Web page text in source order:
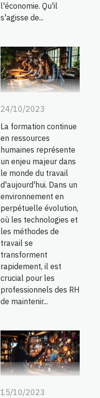
l'économie. Qu'il
s'agisse de...
24/10/2023
La formation continue
en ressources
humaines représente
un enjeu majeur dans
le monde du travail
d'aujourd'hui. Dans un
environnement en
perpétuelle évolution,
où les technologies et
les méthodes de
travail se
transforment
rapidement, il est
crucial pour les
professionnels des RH
de maintenir...
15/10/2023